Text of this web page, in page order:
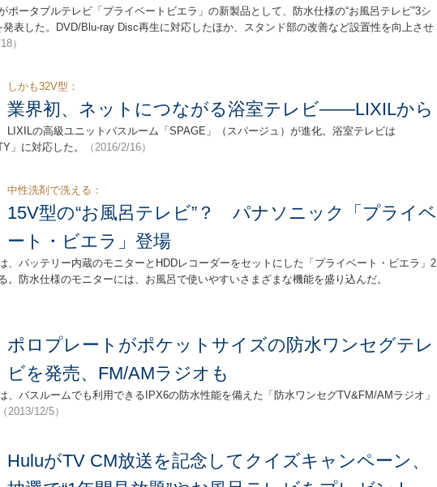
ポータブルテレビ「プライベートビエラ」の新製品として、防水仕様の“お風呂テレビ”3シ
発表した。DVD/Blu-ray Disc再生に対応したほか、スタンド部の改善など設置性を向上させ
）
しかも32V型：
業界初、ネットにつながる浴室テレビ――LIXILから
LIXILの高級ユニットバスルーム「SPAGE」（スパージュ）が進化。浴室テレビは
」に対応した。
（2016/2/16）
中性洗剤で洗える：
15V型の“お風呂テレビ”？ パナソニック「プライベ
ート・ビエラ」登場
、バッテリー内蔵のモニターとHDDレコーダーをセットにした「プライベート・ビエラ」2
。防水仕様のモニターには、お風呂で使いやすいさまざまな機能を盛り込んだ。
ポロプレートがポケットサイズの防水ワンセグテレ
ビを発売、FM/AMラジオも
、バスルームでも利用できるIPX6の防水性能を備えた「防水ワンセグTV&FM/AMラジオ」
（2013/12/5）
HuluがTV CM放送を記念してクイズキャンペーン、